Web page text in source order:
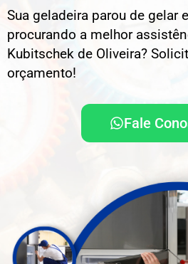
Sua geladeira parou de gelar
procurando a melhor
Kubitschek de Oliveira?
orçamento!
Fale